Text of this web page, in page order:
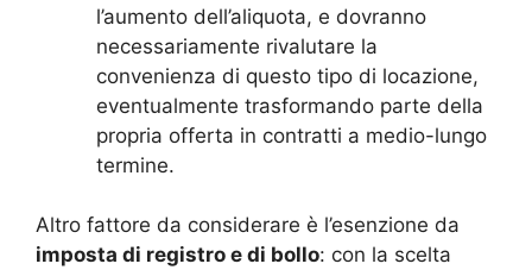
l’aumento dell’aliquota, e dovranno
necessariamente rivalutare la
convenienza di questo tipo di locazione,
eventualmente trasformando parte della
propria offerta in contratti a medio-lungo
termine.
Altro fattore da considerare è l’esenzione da
imposta di registro e di bollo: con la scelta